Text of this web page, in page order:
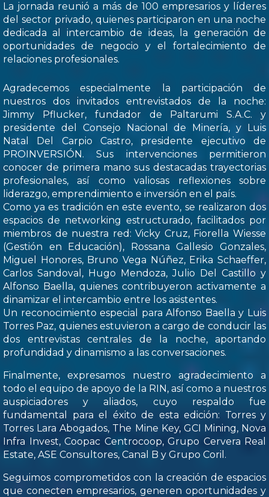
La jornada reunió a más de 100 empresarios y líderes
del sector privado, quienes participaron en una noche
dedicada al intercambio de ideas, la generación de
oportunidades de negocio y el fortalecimiento de
relaciones profesionales.
Agradecemos especialmente la participación de
nuestros dos invitados entrevistados de la noche:
Jimmy Pflucker, fundador de Paltarumi S.A.C. y
presidente del Consejo Nacional de Minería, y Luis
Natal Del Carpio Castro, presidente ejecutivo de
PROINVERSIÓN. Sus intervenciones permitieron
conocer de primera mano sus destacadas trayectorias
profesionales, así como valiosas reflexiones sobre
liderazgo, emprendimiento e inversión en el país.
Como ya es tradición en este evento, se realizaron dos
espacios de networking estructurado, facilitados por
miembros de nuestra red: Vicky Cruz, Fiorella Wiesse
(Gestión en Educación), Rossana Gallesio Gonzales,
Miguel Honores, Bruno Vega Núñez, Erika Schaeffer,
Carlos Sandoval, Hugo Mendoza, Julio Del Castillo y
Alfonso Baella, quienes contribuyeron activamente a
dinamizar el intercambio entre los asistentes.
Un reconocimiento especial para Alfonso Baella y Luis
Torres Paz, quienes estuvieron a cargo de conducir las
dos entrevistas centrales de la noche, aportando
profundidad y dinamismo a las conversaciones.
Finalmente, expresamos nuestro agradecimiento a
todo el equipo de apoyo de la RIN, así como a nuestros
auspiciadores y aliados, cuyo respaldo fue
fundamental para el éxito de esta edición: Torres y
Torres Lara Abogados, The Mine Key, GCI Mining, Nova
Infra Invest, Coopac Centrocoop, Grupo Cervera Real
Estate, ASE Consultores, Canal B y Grupo Coril.
Seguimos comprometidos con la creación de espacios
que conecten empresarios, generen oportunidades y